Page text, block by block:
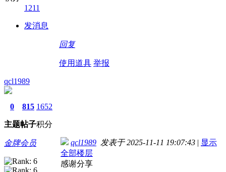
1211
发消息
回复
使用道具 举报
qcl1989
0
主题
815
帖子
1652
积分
金牌会员 qcl1989 发表于 2025-11-11 19:07:43 | 显示
全部楼层
感谢分享